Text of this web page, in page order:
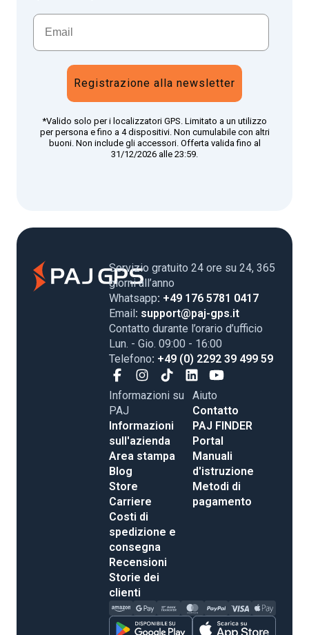
Registrazione alla newsletter
*Valido solo per i localizzatori GPS. Limitato a un utilizzo
per persona e fino a 4 dispositivi. Non cumulabile con altri
buoni. Non include gli accessori. Offerta valida fino al
31/12/2026 alle 23:59.
Servizio gratuito 24 ore su 24, 365
giorni all’anno
Whatsapp: +49 176 5781 0417
Email: support@paj-gps.it
Contatto durante l’orario d’ufficio
Lun. - Gio. 09:00 - 16:00
Telefono: +49 (0) 2292 39 499 59
Informazioni su
PAJ
Informazioni
sull'azienda
Area stampa
Blog
Store
Carriere
Costi di
spedizione e
consegna
Recensioni
Storie dei
clienti
Aiuto
Contatto
PAJ FINDER
Portal
Manuali
d'istruzione
Metodi di
pagamento